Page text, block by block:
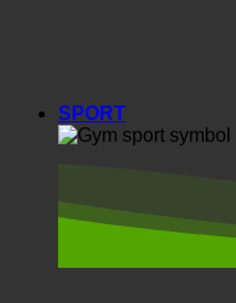
SPORT